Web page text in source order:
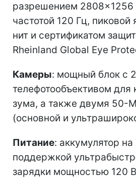
разрешением 2808×1256
частотой 120 Гц,
нит и сертификатом
Rheinland Global Eye
Камеры: мощный блок с
телефотообъективом для
зума, а также двумя 50-
(основной и
Питание: аккумулятор
поддержкой
зарядки мощностью 120